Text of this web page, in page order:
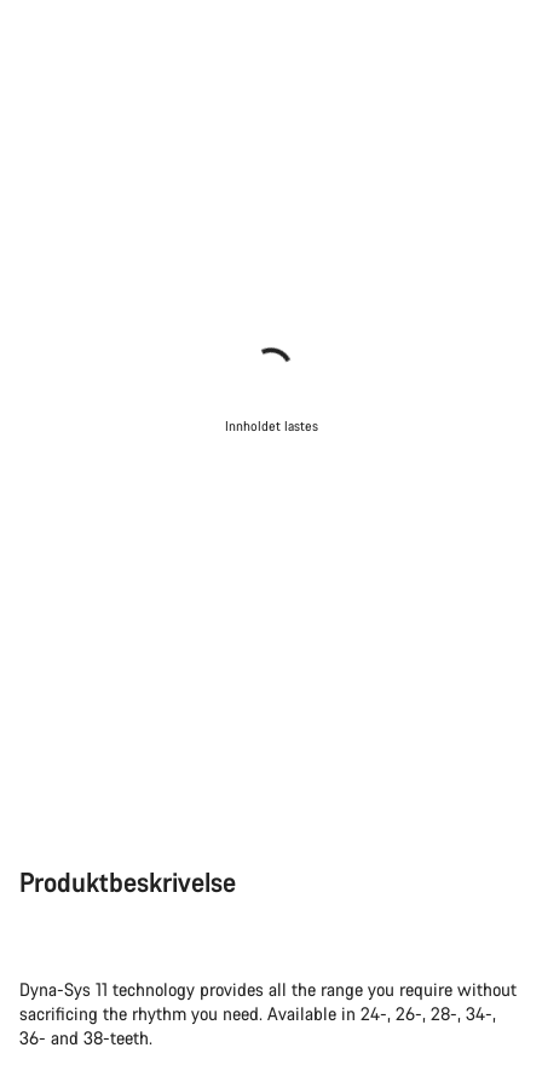
Innholdet lastes
Produktbeskrivelse
Dyna-Sys 11 technology provides all the range you require without
sacrificing the rhythm you need. Available in 24-, 26-, 28-, 34-,
36- and 38-teeth.